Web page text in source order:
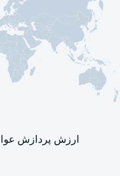
ارزش پردازش